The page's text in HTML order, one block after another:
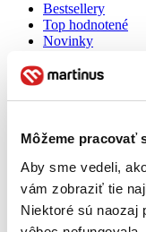
Môžeme pracovať
Aby sme vedeli,
vám zobraziť tie
Niektoré sú naozaj
Bestsellery
Top hodnotené
Novinky
Najlacnejšie